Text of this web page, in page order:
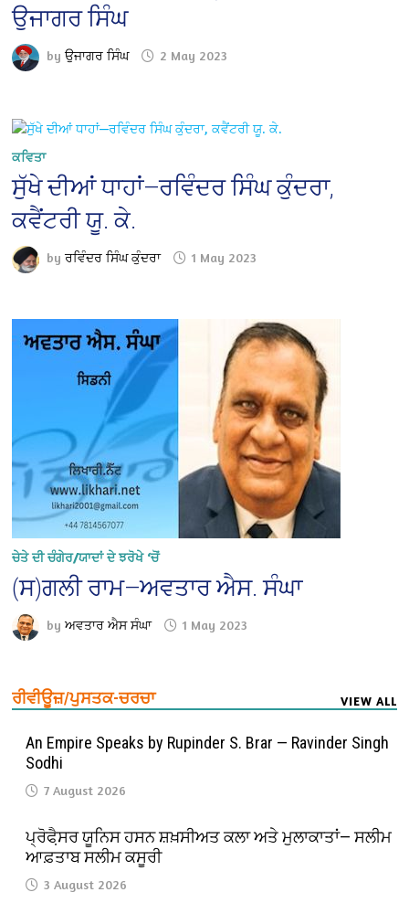
ਉਜਾਗਰ ਸਿੰਘ
byਉਜਾਗਰ ਸਿੰਘ 2 May 2023
ਕਵਿਤਾ
ਸੁੱਖੇ ਦੀਆਂ ਧਾਹਾਂ—ਰਵਿੰਦਰ ਸਿੰਘ ਕੁੰਦਰਾ,
ਕਵੈਂਟਰੀ ਯੂ. ਕੇ.
byਰਵਿੰਦਰ ਸਿੰਘ ਕੁੰਦਰਾ 1 May 2023
ਚੇਤੇ ਦੀ ਚੰਗੇਰ/ਯਾਦਾਂ ਦੇ ਝਰੋਖੇ ‘ਚੋਂ
(ਸ)ਗਲੀ ਰਾਮ—ਅਵਤਾਰ ਐਸ. ਸੰਘਾ
byਅਵਤਾਰ ਐਸ ਸੰਘਾ 1 May 2023
ਰੀਵੀਊਜ਼/ਪੁਸਤਕ-ਚਰਚਾ VIEW ALL
An Empire Speaks by Rupinder S. Brar — Ravinder Singh
Sodhi
7 August 2026
ਪ੍ਰੋਫੈ਼ਸਰ ਯੂਨਿਸ ਹਸਨ ਸ਼ਖ਼ਸੀਅਤ ਕਲਾ ਅਤੇ ਮੁਲਾਕਾਤਾਂ— ਸਲੀਮ
ਆਫ਼ਤਾਬ ਸਲੀਮ ਕਸੂਰੀ
3 August 2026